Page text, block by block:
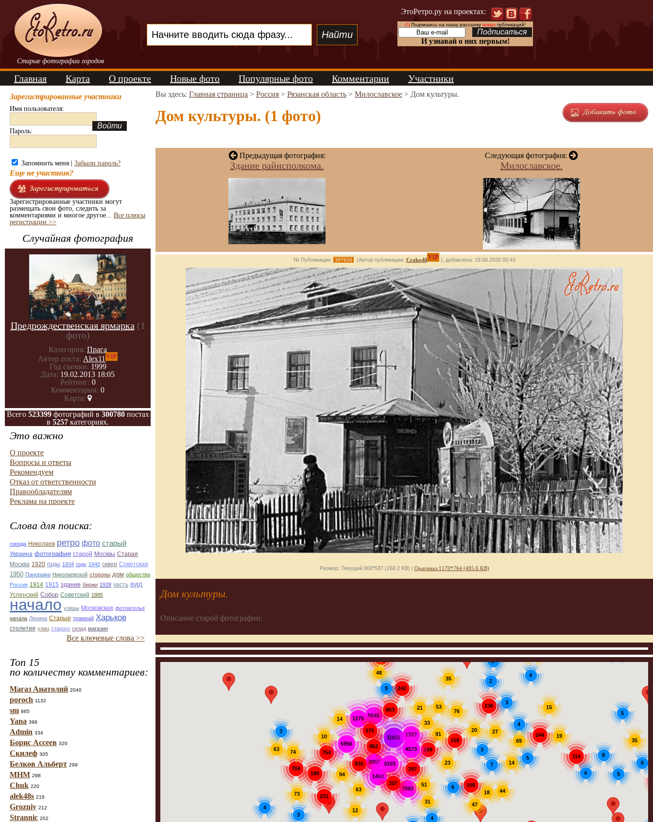
Старые фотографии городов
ЭтоРетро.ру на проектах:
(!)Подпишись на нашу рассылку новыхпубликаций!
И узнавай о них первым!
Главная Карта О проекте Новые фото Популярные фото Комментарии Участники
Зарегистрированные участники
Имя пользователя:
Пароль:
Запомнить меня | Забыли пароль?
Еще не участник?
Зарегистрированные участники могут
размещать свои фото, следить за
комментариями и многое другое... Все плюсы
регистрации >>
Случайная фотография
Предрождественская ярмарка (1
фото)
Категория: Прага
Автор поста: Alex11 VIP
Год съемки: 1999
Дата: 19.02.2013 18:05
Рейтинг: 0
Комментарии: 0
Карта:
Всего 523399фотографий в 300780постах
в 5257 категориях.
Это важно
О проекте
Вопросы и ответы
Рекомендуем
Отказ от ответственности
Правообладателям
Реклама на проекте
Слова для поиска:
города Николаев ретро фото старый
Украина фотография старой Москвы Старая
Москва 1920 годы 1934 году 1940 сквер Советская
1950 Панорама Николаевской стороны дом общества
Россия 1914 1915 здание биржи 1928 часть вид
Успенский Собор Советский 1885
начало улицы Московская фотоателье
начала Ленина Старые трамвай Харьков
столетия улиц старого склад магазин
Все ключевые слова >>
Топ 15
по количеству комментариев:
Магаз Анатолий 2040
poroch 1132
sm 865
Yana 398
Admin 334
Борис Ассеев 320
Скилеф 305
Белков Альберт 299
МНМ 298
Chuk 220
alek48s 216
Grozniy 212
Strannic 202
Вы здесь: Главная страница > Россия > Рязанская область > Милославское > Дом культуры.
Дом культуры. (1 фото)
Предыдущая фотография:
Здание райисполкома.
Следующая фотография:
Милославское.
№ Публикации: 307650 (Автор публикации: Crakodil VIP ), добавлена: 18.06.2026 00:43
Размер: Текущий 900*587 (260.2 KB) | Оригинал 1170*764 (495.6 KB)
Дом культуры.
Описание старой фотографии:
1483
784
3052
94
5645
3103
11031
754
297
159
236
835 14
5956 962
7093
242
863
180
231
244
907
1275
1327 27
76
44
15
48
91
73
21
199
63
20
108
114
12
51
5
35
69
31
7
8
19
10
3
3
47
63
4
4
4
4573
74
23
4
575
33
53
6
2
18
3
14
5
207
4
5
6
9
12
2
35
3